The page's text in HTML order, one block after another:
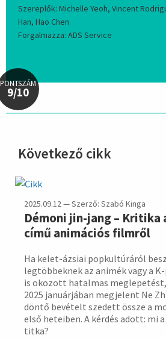
Szereplők: Michelle Yeoh, Vincent
Han, Hao Chen
Forgalmazza: ADS Service
PONTSZÁM
9/10
Következő cikk
2025.09.12 — Szerző: Szabó Kinga
Démoni jin-jang – Kritika
című animációs filmről
Ha kelet-ázsiai popkultúráról
legtöbbeknek az animék vagy a
is okozott hatalmas
2025 januárjában megjelent Ne
döntő bevételt szedett össze a
első heteiben. A kérdés adott: mi
titka?